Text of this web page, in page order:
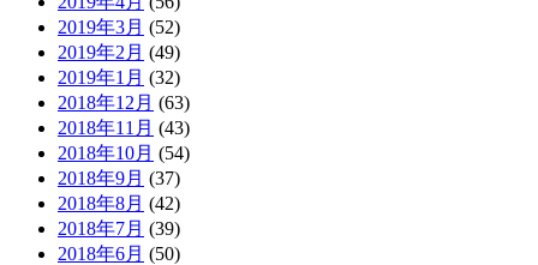
2019年3月 (52)
2019年2月 (49)
2019年1月 (32)
2018年12月 (63)
2018年11月 (43)
2018年10月 (54)
2018年9月 (37)
2018年8月 (42)
2018年7月 (39)
2018年6月 (50)